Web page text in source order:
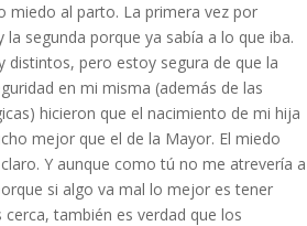
miedo al parto. La primera vez por
segunda porque ya sabía a lo que iba.
distintos, pero estoy segura de que la
en mi misma (además de las
hicieron que el nacimiento de mi hija
mejor que el de la Mayor. El miedo
Y aunque como tú no me atrevería a
si algo va mal lo mejor es tener
también es verdad que los